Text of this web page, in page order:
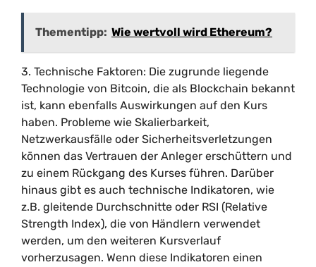
Thementipp: Wie wertvoll wird Ethereum?
3. Technische Faktoren: Die zugrunde liegende
Technologie von Bitcoin, die als Blockchain bekannt
ist, kann ebenfalls Auswirkungen auf den Kurs
haben. Probleme wie Skalierbarkeit,
Netzwerkausfälle oder Sicherheitsverletzungen
können das Vertrauen der Anleger erschüttern und
zu einem Rückgang des Kurses führen. Darüber
hinaus gibt es auch technische Indikatoren, wie
z.B. gleitende Durchschnitte oder RSI (Relative
Strength Index), die von Händlern verwendet
werden, um den weiteren Kursverlauf
vorherzusagen. Wenn diese Indikatoren einen